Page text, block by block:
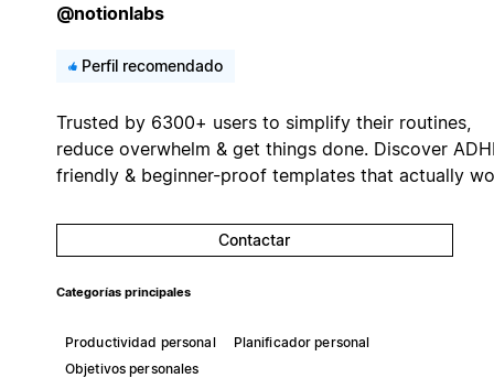
@notionlabs
Perfil recomendado
Trusted by 6300+ users to simplify their routines,
reduce overwhelm & get things done. Discover
friendly & beginner-proof templates that actually
Contactar
Categorías principales
Productividad personal
Planificador personal
Objetivos personales